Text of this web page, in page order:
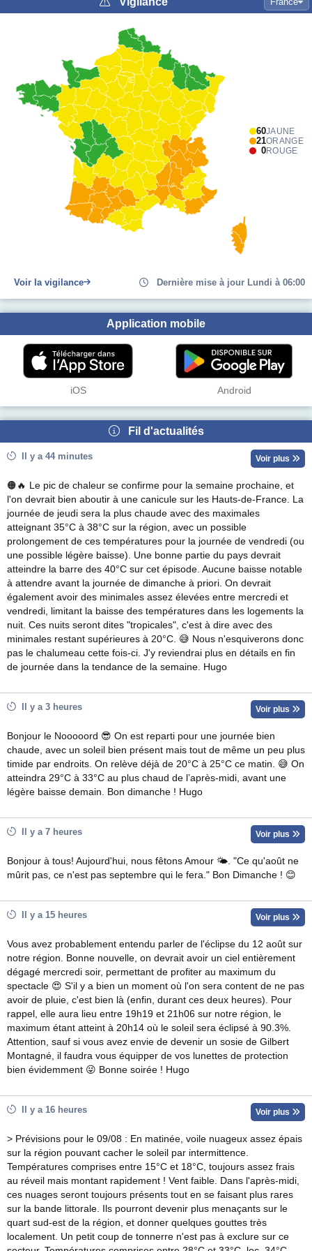
60JAUNE
21ORANGE
0ROUGE
Voir la vigilance Dernière mise à jour Lundi à 06:00
Application mobile
iOS Android
Fil d'actualités
Il y a 44 minutes Voir plus
🟠🔥 Le pic de chaleur se confirme pour la semaine prochaine, et
l'on devrait bien aboutir à une canicule sur les Hauts-de-France. La
journée de jeudi sera la plus chaude avec des maximales
atteignant 35°C à 38°C sur la région, avec un possible
prolongement de ces températures pour la journée de vendredi (ou
une possible légère baisse). Une bonne partie du pays devrait
atteindre la barre des 40°C sur cet épisode. Aucune baisse notable
à attendre avant la journée de dimanche à priori. On devrait
également avoir des minimales assez élevées entre mercredi et
vendredi, limitant la baisse des températures dans les logements la
nuit. Ces nuits seront dites "tropicales", c'est à dire avec des
minimales restant supérieures à 20°C. 😅 Nous n'esquiverons donc
pas le chalumeau cette fois-ci. J'y reviendrai plus en détails en fin
de journée dans la tendance de la semaine. Hugo
Il y a 3 heures Voir plus
Bonjour le Nooooord 😎 On est reparti pour une journée bien
chaude, avec un soleil bien présent mais tout de même un peu plus
timide par endroits. On relève déjà de 20°C à 25°C ce matin. 😅 On
atteindra 29°C à 33°C au plus chaud de l’après-midi, avant une
légère baisse demain. Bon dimanche ! Hugo
Il y a 7 heures Voir plus
Bonjour à tous! Aujourd'hui, nous fêtons Amour 🌤. "Ce qu'août ne
mûrit pas, ce n'est pas septembre qui le fera." Bon Dimanche ! 😊
Il y a 15 heures Voir plus
Vous avez probablement entendu parler de l'éclipse du 12 août sur
notre région. Bonne nouvelle, on devrait avoir un ciel entièrement
dégagé mercredi soir, permettant de profiter au maximum du
spectacle 😍 S'il y a bien un moment où l'on sera content de ne pas
avoir de pluie, c'est bien là (enfin, durant ces deux heures). Pour
rappel, elle aura lieu entre 19h19 et 21h06 sur notre région, le
maximum étant atteint à 20h14 où le soleil sera éclipsé à 90.3%.
Attention, sauf si vous avez envie de devenir un sosie de Gilbert
Montagné, il faudra vous équipper de vos lunettes de protection
bien évidemment 😜 Bonne soirée ! Hugo
Il y a 16 heures Voir plus
> Prévisions pour le 09/08 : En matinée, voile nuageux assez épais
sur la région pouvant cacher le soleil par intermittence.
Températures comprises entre 15°C et 18°C, toujours assez frais
au réveil mais montant rapidement ! Vent faible. Dans l'après-midi,
ces nuages seront toujours présents tout en se faisant plus rares
sur la bande littorale. Ils pourront devenir plus menaçants sur le
quart sud-est de la région, et donner quelques gouttes très
localement. Un petit coup de tonnerre n'est pas à exclure sur ce